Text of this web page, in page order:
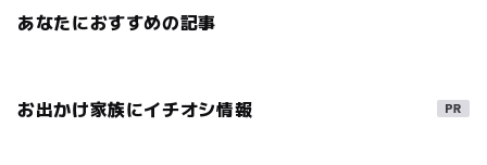
あなたにおすすめの記事
お出かけ家族にイチオシ情報